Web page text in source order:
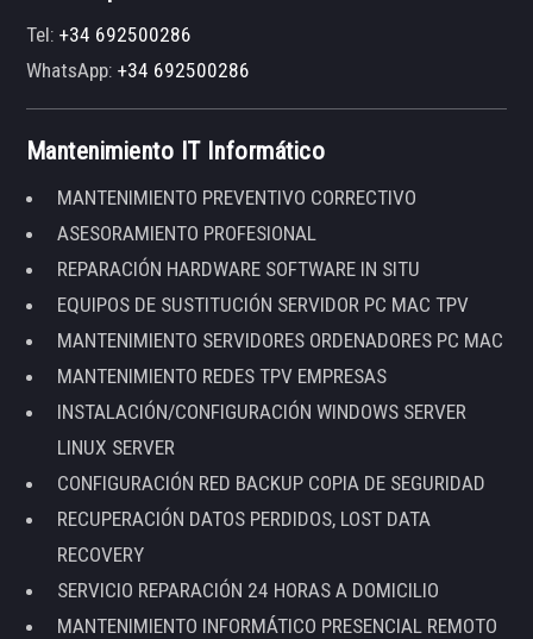
Tel:+34 692500286
WhatsApp:+34 692500286
Mantenimiento IT Informático
MANTENIMIENTO PREVENTIVO CORRECTIVO
ASESORAMIENTO PROFESIONAL
REPARACIÓN HARDWARE SOFTWARE IN SITU
EQUIPOS DE SUSTITUCIÓN SERVIDOR PC MAC TPV
MANTENIMIENTO SERVIDORES ORDENADORES PC MAC
MANTENIMIENTO REDES TPV EMPRESAS
INSTALACIÓN/CONFIGURACIÓN WINDOWS SERVER
LINUX SERVER
CONFIGURACIÓN RED BACKUP COPIA DE SEGURIDAD
RECUPERACIÓN DATOS PERDIDOS, LOST DATA
RECOVERY
SERVICIO REPARACIÓN 24 HORAS A DOMICILIO
MANTENIMIENTO INFORMÁTICO PRESENCIAL REMOTO